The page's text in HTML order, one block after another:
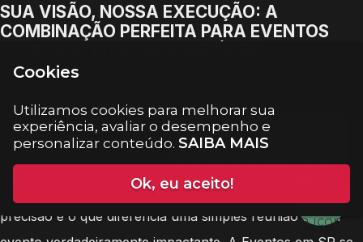
SUA VISÃO, NOSSA EXECUÇÃO: A
COMBINAÇÃO PERFEITA PARA EVENTOS
sinergia perfeita entre a visão estratégica do cliente e a
expertise executiva de uma equipe qualificada. A
capacidade de entender as metas de uma organização,
traduzi-las em uma experiência concreta e executá-la com
precisão é o que diferencia uma simples reunião de um
Cookies
Utilizamos cookies para melhorar sua
experiência, avaliar o desempenho e
personalizar conteúdo. SAIBA MAIS
Ok, eu aceito!